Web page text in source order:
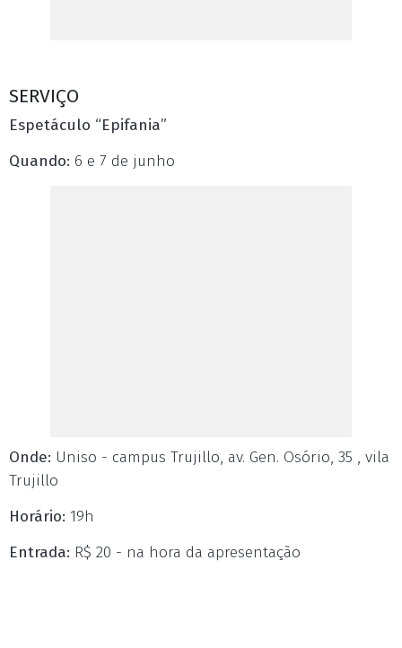
SERVIÇO
Espetáculo “Epifania”
Quando: 6 e 7 de junho
Onde: Uniso - campus Trujillo, av. Gen. Osório, 35 , vila
Trujillo
Horário: 19h
Entrada: R$ 20 - na hora da apresentação